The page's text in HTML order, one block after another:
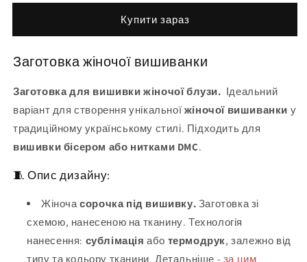
Buy it now
Заготовка жіночої вишиванки
Заготовка для вишивки жіночої блузи. Ідеальний
варіант для створення унікальної жіночої вишиванки у
традиційному українському стилі. Підходить для
вишивки бісером або нитками DMC.
🧵 Опис дизайну:
Жіночасорочка під вишивку. Заготовка зі
схемою, нанесеною на тканину. Технологія
нанесення: сублімація або термодрук, залежно від
типу та кольору тканини. Детальніше - за цим